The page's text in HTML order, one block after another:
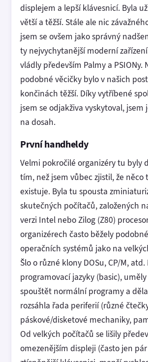
displejem a lepší klávesnicí. Byla
větší a těžší. Stále ale nic
jsem se ovšem jako správný
ty nejvychytanější moderní
vládly především Palmy a PSIONy.
podobné věcičky bylo v našich
končinách těžší. Díky vytříbené
jsem se odjakživa vyskytoval, jsem
na dosah.
První handheldy
Velmi pokročilé organizéry tu byly
tím, než jsem vůbec zjistil, že něco
existuje. Byla tu spousta
skutečných počítačů, založených
verzi Intel nebo Zilog (Z80)
organizérech často běžely
operačních systémů jako na
Šlo o různé klony DOSu, CP/M, atd.
programovací jazyky (basic),
spouštět normální programy a
rozsáhla řada periferií (různé
páskové/disketové mechaniky,
Od velkých počítačů se lišily
omezenějším displeji (často jen